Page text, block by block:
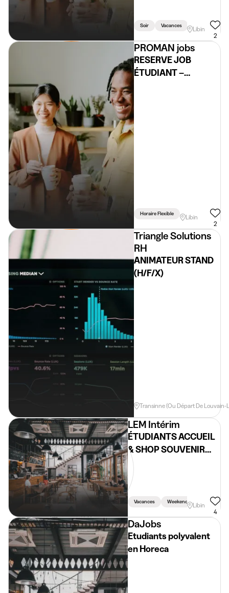
Soir Vacances Weekend
Libin
2
PROMAN jobs
RESERVE JOB
ÉTUDIANT –
Horaire Flexible
Libin
2
Triangle Solutions
RH
ANIMATEUR STAND
(H/F/X)
Transinne (ou Départ De Louvain-
LEM Intérim
ÉTUDIANTS ACCUEIL
& SHOP SOUVENIR
(H/F/X)
Vacances Weekend
Libin
4
DaJobs
Etudiants polyvalent
en Horeca